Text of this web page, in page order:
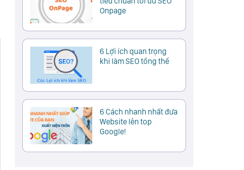
Onpage
6 Lợi ích quan trọng
khi làm SEO tổng thể
6 Cách nhanh nhất đưa
Website lên top
Google!